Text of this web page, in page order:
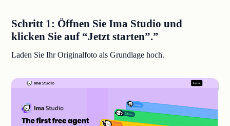
Schritt 1: Öffnen Sie Ima Studio und
klicken Sie auf “Jetzt starten”.”
Laden Sie Ihr Originalfoto als Grundlage hoch.